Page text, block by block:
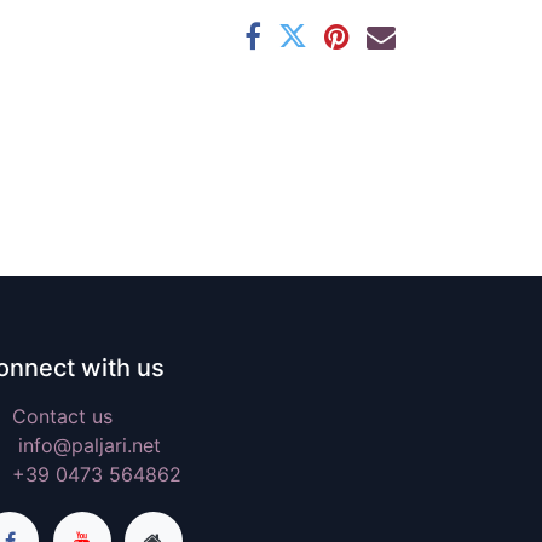
with us
Contact us
info@paljari.net
+39 0473 564862